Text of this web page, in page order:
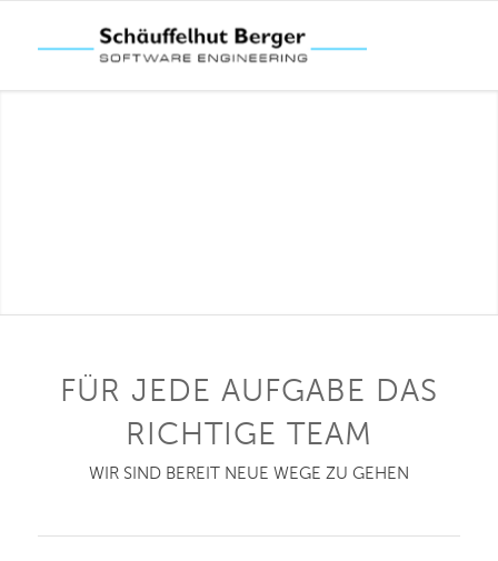
FÜR JEDE AUFGABE DAS
RICHTIGE TEAM
WIR SIND BEREIT NEUE WEGE ZU GEHEN